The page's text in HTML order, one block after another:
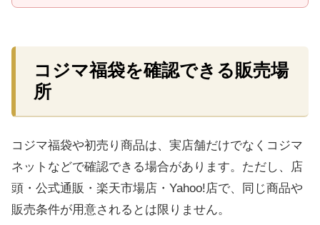
コジマ福袋を確認できる販売場
所
コジマ福袋や初売り商品は、実店舗だけでなくコジマ
ネットなどで確認できる場合があります。ただし、店
頭・公式通販・楽天市場店・Yahoo!店で、同じ商品や
販売条件が用意されるとは限りません。